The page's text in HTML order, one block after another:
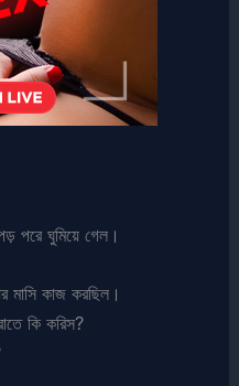
পরে ঘুমিয়ে গেল।
মাসি কাজ করছিল।
কি করিস?